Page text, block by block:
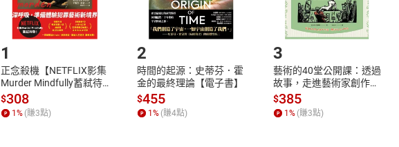
Step1.選擇閱讀載具 Step2.登入
1
正念殺機【NETFLIX影集
Murder Mindfully蓄弒待
發】【電子書】
$308
1 % (賺3點)
2
時間的起源：史蒂芬．霍
金的最終理論【電子書】
$455
1 % (賺4點)
3
藝術的40堂公開課：透過
故事，走進藝術家創作現
場，看藝術如何誕生、如
何形塑人類生活【電子
書】
$385
1 % (賺3點)